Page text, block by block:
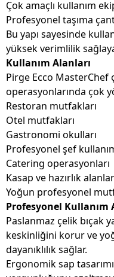
Çok amaçlı kullanım
Profesyonel taşıma
Bu yapı sayesinde
yüksek verimlilik
Kullanım Alanları
Pirge Ecco
operasyonlarında çok
Restoran mutfakları
Otel mutfakları
Gastronomi okulları
Profesyonel şef
Catering operasyonları
Kasap ve hazırlık
Yoğun profesyonel
Profesyonel Kullanım
Paslanmaz çelik bıçak
keskinliğini korur ve
dayanıklılık sağlar.
Ergonomik sap